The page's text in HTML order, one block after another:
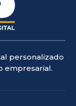
personalizado
empresarial.